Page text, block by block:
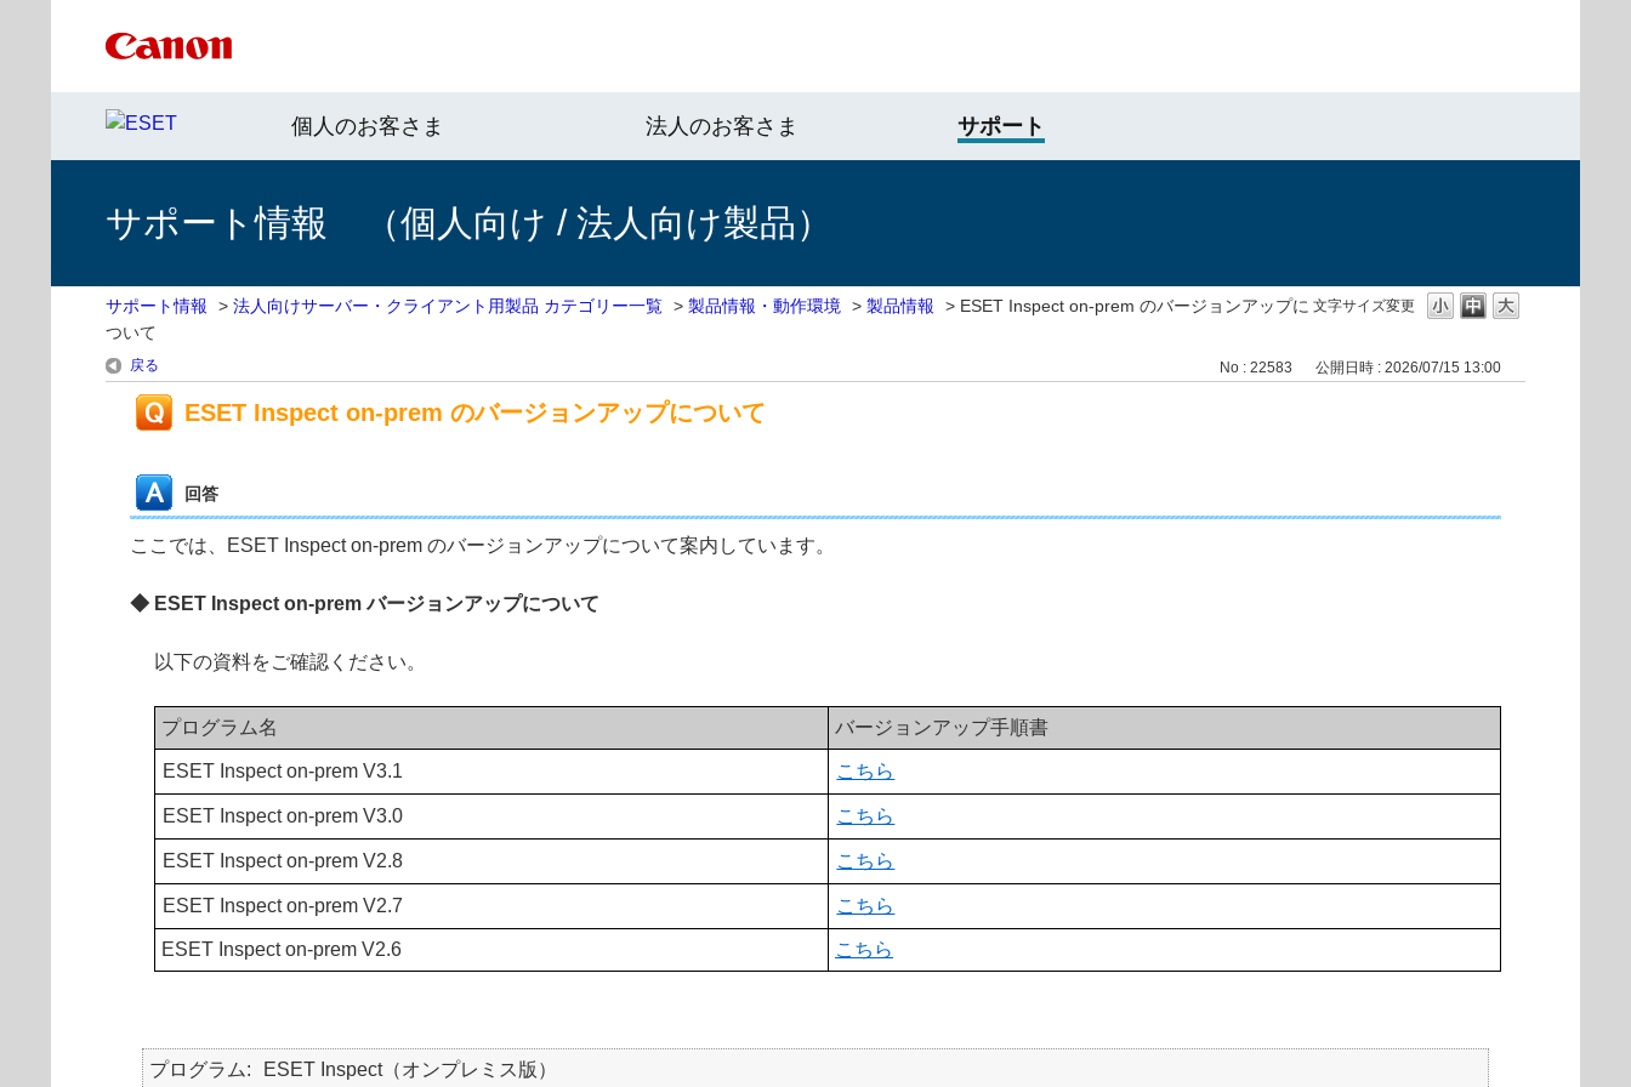
個人のお客さま 法人のお客さま サポート
サポート情報 （個人向け / 法人向け製品）
文字サイズ変更
サポート情報 > 法人向けサーバー・クライアント用製品 カテゴリー一覧 > 製品情報・動作環境 > 製品情報 > ESET Inspect on-prem のバージョンアップに
ついて
戻る No : 22583 公開日時 : 2026/07/15 13:00
ESET Inspect on-prem のバージョンアップについて
回答
ここでは、ESET Inspect on-prem のバージョンアップについて案内しています。
◆ ESET Inspect on-prem バージョンアップについて
以下の資料をご確認ください。
プログラム名 バージョンアップ手順書
ESET Inspect on-prem V3.1 こちら
ESET Inspect on-prem V3.0 こちら
ESET Inspect on-prem V2.8 こちら
ESET Inspect on-prem V2.7 こちら
ESET Inspect on-prem V2.6 こちら
プログラム ESET Inspect（オンプレミス版）